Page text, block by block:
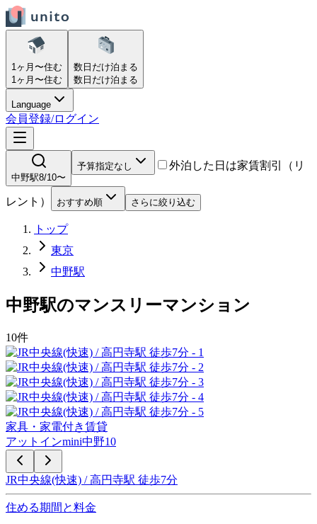
1ヶ月〜住む
1ヶ月〜住む
数日だけ泊まる
数日だけ泊まる
Language
会員登録/ログイン
中野駅8/10〜
予算指定なし 外泊した日は家賃割引（リ
レント） おすすめ順 さらに絞り込む
トップ
東京
中野駅
中野駅のマンスリーマンション
10件
家具・家電付き賃貸
アットインmini中野10
JR中央線(快速) / 高円寺駅 徒歩7分
住める期間と料金